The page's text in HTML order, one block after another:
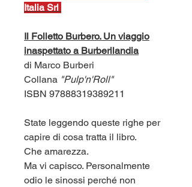
Italia Srl
Il Folletto Burbero. Un viaggio
inaspettato a Burberilandia
di Marco Burberi
Collana "Pulp'n'Roll"
ISBN 97888319389211
State leggendo queste righe per
capire di cosa tratta il libro.
Che amarezza.
Ma vi capisco. Personalmente
odio le sinossi perché non